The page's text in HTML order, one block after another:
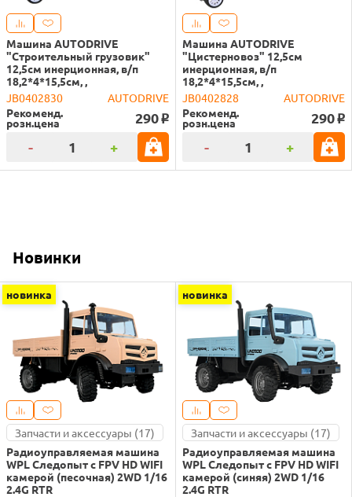
Машина AUTODRIVE
"Строительный грузовик"
12,5см инерционная, в/п
18,2*4*15,5см, ,
JB0402830
AUTODRIVE
Рекоменд.
розн.цена 290 o
- +
Машина AUTODRIVE
"Цистерновоз" 12,5см
инерционная, в/п
18,2*4*15,5см, ,
JB0402828
AUTODRIVE
Рекоменд.
розн.цена 290 o
- +
Новинки
новинка
Запчасти и аксессуары (17)
Радиоуправляемая машина
WPL Следопыт с FPV HD WIFI
камерой (песочная) 2WD 1/16
2.4G RTR
новинка
Запчасти и аксессуары (17)
Радиоуправляемая машина
WPL Следопыт с FPV HD WIFI
камерой (синяя) 2WD 1/16
2.4G RTR